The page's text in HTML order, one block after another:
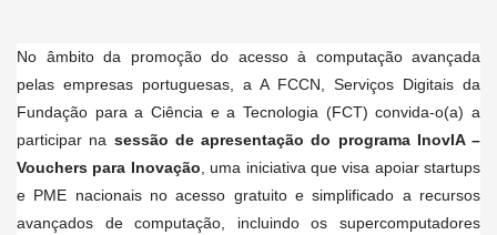
No âmbito da promoção do acesso à computação avançada
pelas empresas portuguesas, a A FCCN, Serviços Digitais da
Fundação para a Ciência e a Tecnologia (FCT) convida-o(a) a
participar na sessão de apresentação do programa InovIA –
Vouchers para Inovação , uma iniciativa que visa apoiar startups
e PME nacionais no acesso gratuito e simplificado a recursos
avançados de computação, incluindo os supercomputadores